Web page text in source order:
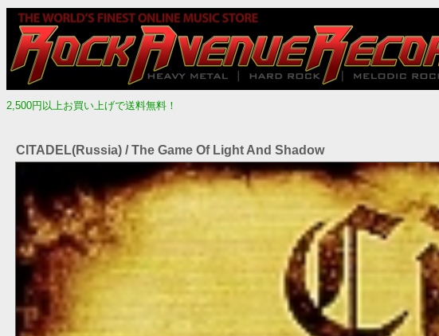
2,500円以上お買い上げで送料無料！
CITADEL(Russia) / The Game Of Light And Shadow